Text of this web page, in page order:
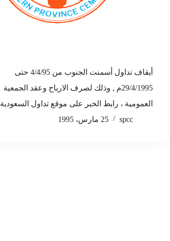
أيقاف تداول أسمنت الجنوب من 4/4/95 حتى
29/4/1995م , وذلك لصرف الارباح وعقد الجمعية
العمومية ، رابط الخبر على موقع تداول السعودية
spcc
25 مارس، 1995